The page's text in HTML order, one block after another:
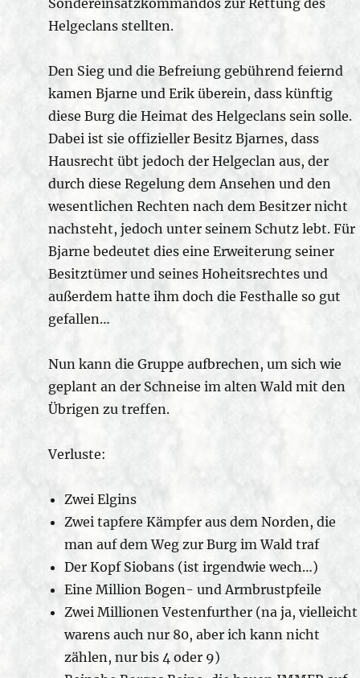
Sondereinsatzkommandos zur Rettung des
Helgeclans stellten.
Den Sieg und die Befreiung gebührend feiernd
kamen Bjarne und Erik überein, dass künftig
diese Burg die Heimat des Helgeclans sein solle.
Dabei ist sie offizieller Besitz Bjarnes, dass
Hausrecht übt jedoch der Helgeclan aus, der
durch diese Regelung dem Ansehen und den
wesentlichen Rechten nach dem Besitzer nicht
nachsteht, jedoch unter seinem Schutz lebt. Für
Bjarne bedeutet dies eine Erweiterung seiner
Besitztümer und seines Hoheitsrechtes und
außerdem hatte ihm doch die Festhalle so gut
gefallen…
Nun kann die Gruppe aufbrechen, um sich wie
geplant an der Schneise im alten Wald mit den
Übrigen zu treffen.
Verluste:
Zwei Elgins
Zwei tapfere Kämpfer aus dem Norden, die
man auf dem Weg zur Burg im Wald traf
Der Kopf Siobans (ist irgendwie wech…)
Eine Million Bogen- und Armbrustpfeile
Zwei Millionen Vestenfurther (na ja, vielleicht
warens auch nur 80, aber ich kann nicht
zählen, nur bis 4 oder 9)